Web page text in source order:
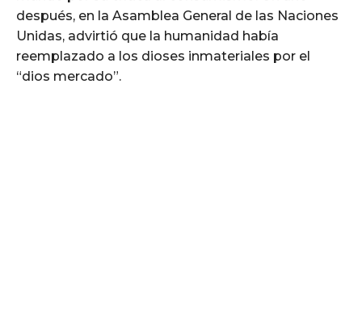
después, en la Asamblea General de las Naciones
Unidas, advirtió que la humanidad había
reemplazado a los dioses inmateriales por el
“dios mercado”.